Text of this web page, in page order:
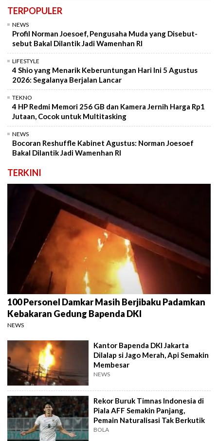
TERPOPULER
NEWS
Profil Norman Joesoef, Pengusaha Muda yang Disebut-
sebut Bakal Dilantik Jadi Wamenhan RI
LIFESTYLE
4 Shio yang Menarik Keberuntungan Hari Ini 5 Agustus
2026: Segalanya Berjalan Lancar
TEKNO
4 HP Redmi Memori 256 GB dan Kamera Jernih Harga Rp1
Jutaan, Cocok untuk Multitasking
NEWS
Bocoran Reshuffle Kabinet Agustus: Norman Joesoef
Bakal Dilantik Jadi Wamenhan RI
TERKINI
100 Personel Damkar Masih Berjibaku Padamkan
Kebakaran Gedung Bapenda DKI
NEWS
Kantor Bapenda DKI Jakarta
Dilalap si Jago Merah, Api Semakin
Membesar
NEWS
Rekor Buruk Timnas Indonesia di
Piala AFF Semakin Panjang,
Pemain Naturalisasi Tak Berkutik
BOLA